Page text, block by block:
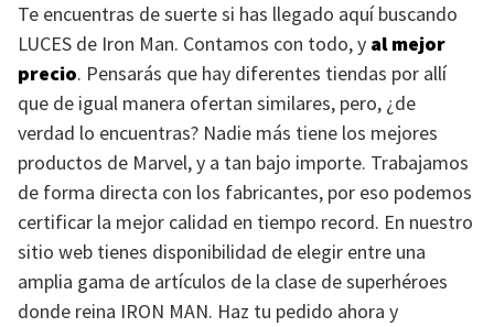
Te encuentras de suerte si has llegado aquí buscando
LUCES de Iron Man. Contamos con todo, y al mejor
precio. Pensarás que hay diferentes tiendas por allí
que de igual manera ofertan similares, pero, ¿de
verdad lo encuentras? Nadie más tiene los mejores
productos de Marvel, y a tan bajo importe. Trabajamos
de forma directa con los fabricantes, por eso podemos
certificar la mejor calidad en tiempo record. En nuestro
sitio web tienes disponibilidad de elegir entre una
amplia gama de artículos de la clase de superhéroes
donde reina IRON MAN. Haz tu pedido ahora y